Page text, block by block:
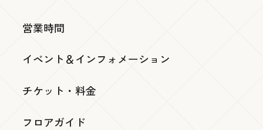
営業時間
イベント＆インフォメーション
チケット・料金
フロアガイド